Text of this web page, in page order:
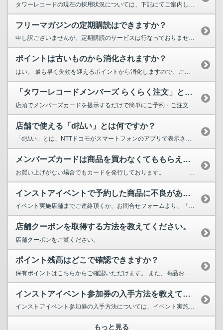
タワーレコードの現在の採用状況については、下記にてご案内しております。 詳しくは下記をご参照...
フリーマガジンの定期購読はできますか？
申し訳ございませんが、定期購読のサービスは行なっておりません。
ポイントは古いものから消化されますか？
「タワーレコードメンバーズ らくらく注文」とは何ですか？
店頭でメンバーズカードを提示するだけで簡単にご予約・ご注文・お取置きが出来るサービスです。 ...
店舗で使える「d払い」とは何ですか？
「d払い」とは、NTTドコモがスマートフォンのアプリで表示させたQRコード（もしくはバーコード...
メンバーズカードは商品を買わなくてももらえますか？
インストアイベントで予約した商品に不良がありました。
イベント実施店舗までご連絡頂くか、お問合せフォームより、「ご注文番号」をご明記の上、お問合せく...
店舗クーポンを取得する方法を教えてください。
店舗クーポンをご覧ください。
ポイント残高はどこで確認できますか？
保有ポイントはこちらからご確認いただけます。 また、商品お買い上げ時のレシートに記載しており...
インストアイベント参加券の入手方法を教えてください。
インストアイベント参加券の入手方法については、イベント実施店舗にお問い合わせください。 ⇒店...
もっと見る